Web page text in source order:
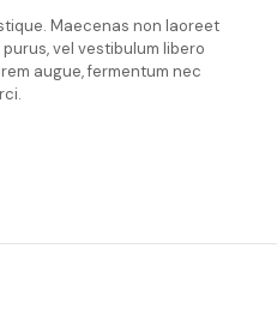
Maecenas non laoreet
vel vestibulum libero
augue, fermentum nec